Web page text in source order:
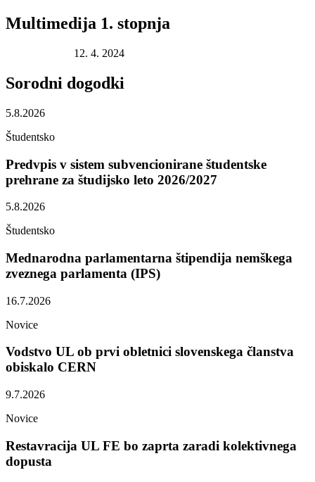
Multimedija 1. stopnja
12. 4. 2024
Sorodni dogodki
5.8.2026
Študentsko
Predvpis v sistem subvencionirane študentske
prehrane za študijsko leto 2026/2027
5.8.2026
Študentsko
Mednarodna parlamentarna štipendija nemškega
zveznega parlamenta (IPS)
16.7.2026
Novice
Vodstvo UL ob prvi obletnici slovenskega članstva
obiskalo CERN
9.7.2026
Novice
Restavracija UL FE bo zaprta zaradi kolektivnega
dopusta